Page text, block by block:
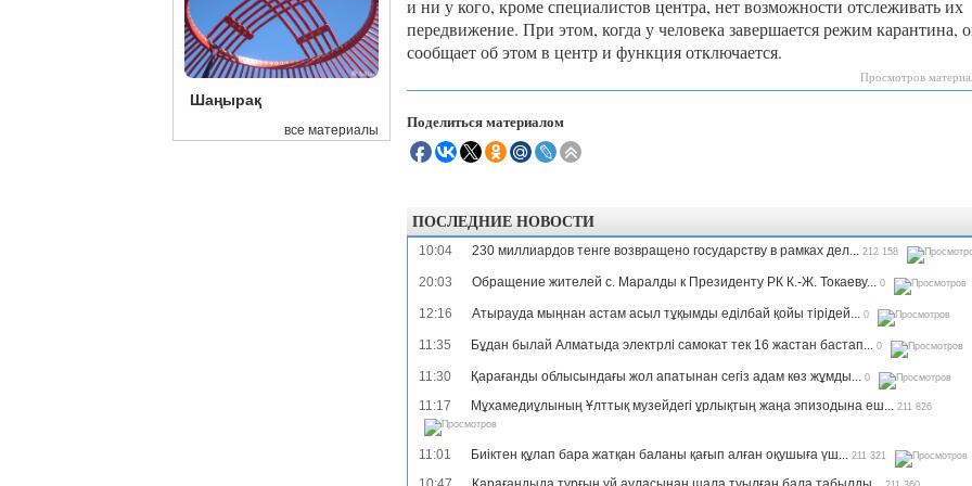
Шаңырақ
все материалы
и ни у кого, кроме специалистов центра, нет возможности отслеживать их
передвижение. При этом, когда у человека завершается режим карантина,
сообщает об этом в центр и функция отключается.
Просмотров
Поделиться материалом
ПОСЛЕДНИЕ НОВОСТИ
10:04 230 миллиардов тенге возвращено государству в рамках дел... 212 158
20:03 Обращение жителей с. Маралды к Президенту РК К.-Ж. Токаеву... 0
12:16 Атырауда мыңнан астам асыл тұқымды еділбай қойы тірідей... 0
11:35 Бұдан былай Алматыда электрлі самокат тек 16 жастан бастап... 0
11:30 Қарағанды облысындағы жол апатынан сегіз адам көз жұмды... 0
11:17 Мұхамедиұлының Ұлттық музейдегі ұрлықтың жаңа эпизодына еш... 211 826
11:01 Биіктен құлап бара жатқан баланы қағып алған оқушыға үш... 211 321